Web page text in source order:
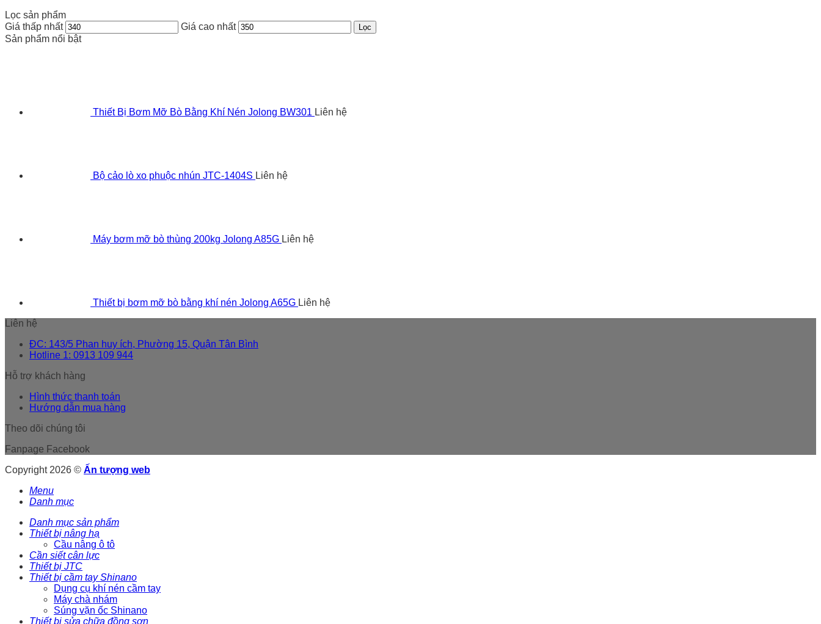
Lọc sản phẩm
Giá thấp nhất
Giá cao nhất Lọc
Sản phẩm nổi bật
Thiết Bị Bơm Mỡ Bò Bằng Khí Nén Jolong BW301 Liên hệ
Bộ cảo lò xo phuộc nhún JTC-1404S Liên hệ
Máy bơm mỡ bò thùng 200kg Jolong A85G Liên hệ
Thiết bị bơm mỡ bò bằng khí nén Jolong A65G Liên hệ
Liên hệ
ĐC: 143/5 Phan huy ích, Phường 15, Quận Tân Bình
Hotline 1: 0913 109 944
Hỗ trợ khách hàng
Hình thức thanh toán
Hướng dẫn mua hàng
Theo dõi chúng tôi
Fanpage Facebook
Copyright 2026 © Ấn tượng web
Menu
Danh mục
Danh mục sản phẩm
Thiết bị nâng hạ
Cầu nâng ô tô
Cần siết cân lực
Thiết bị JTC
Thiết bị cầm tay Shinano
Dụng cụ khí nén cầm tay
Máy chà nhám
Súng vặn ốc Shinano
Thiết bị sửa chữa đồng sơn